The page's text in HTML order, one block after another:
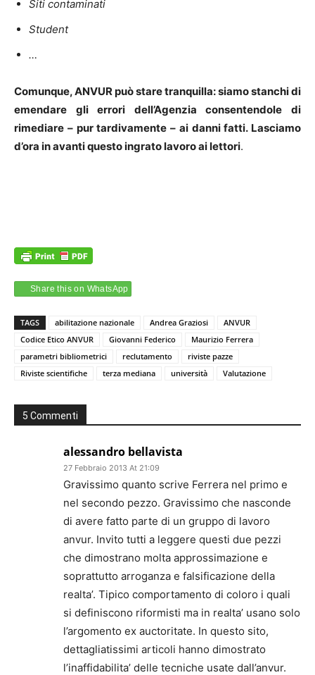
Siti contaminati
Student
…
Comunque, ANVUR può stare tranquilla: siamo stanchi di
emendare gli errori dell’Agenzia consentendole di
rimediare – pur tardivamente – ai danni fatti.Lasciamo
d’ora in avanti questo ingrato lavoro ai lettori.
Share this on WhatsApp
TAGS abilitazione nazionale Andrea Graziosi
ANVUR
Codice Etico ANVUR
Giovanni Federico
Maurizio Ferrera
parametri bibliometrici
reclutamento
riviste pazze
Riviste scientifiche
terza mediana università Valutazione
5 Commenti
alessandro bellavista
27 Febbraio 2013 At 21:09
Gravissimo quanto scrive Ferrera nel primo e
nel secondo pezzo. Gravissimo che nasconde
di avere fatto parte di un gruppo di lavoro
anvur. Invito tutti a leggere questi due pezzi
che dimostrano molta approssimazione e
soprattutto arroganza e falsificazione della
realta’. Tipico comportamento di coloro i quali
si definiscono riformisti ma in realta’ usano solo
l’argomento ex auctoritate. In questo sito,
dettagliatissimi articoli hanno dimostrato
l’inaffidabilita’ delle tecniche usate dall’anvur.